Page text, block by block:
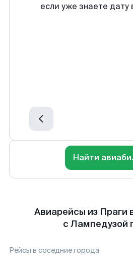
если уже знаете дату
Найти
Авиарейсы из Праги
с Лампедузой
Рейсы в соседние города